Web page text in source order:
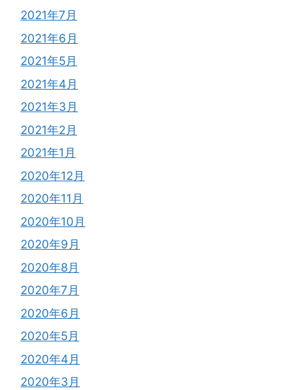
2021年7月
2021年6月
2021年5月
2021年4月
2021年3月
2021年2月
2021年1月
2020年12月
2020年11月
2020年10月
2020年9月
2020年8月
2020年7月
2020年6月
2020年5月
2020年4月
2020年3月